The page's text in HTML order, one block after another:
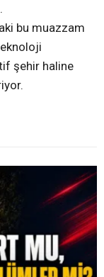
bu muazzam
şehir haline